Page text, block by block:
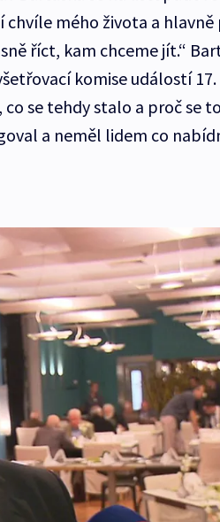
mého života a hlavně
říct, kam chceme jít.“
komise událostí
co se tehdy stalo a proč se
a neměl lidem co